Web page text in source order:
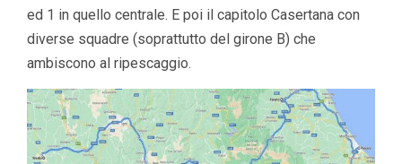
ed 1 in quello centrale. E poi il capitolo Casertana con
diverse squadre (soprattutto del girone B) che
ambiscono al ripescaggio.